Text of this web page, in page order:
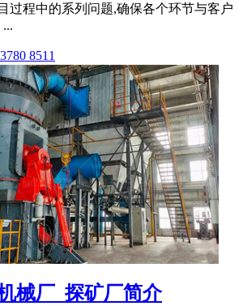
过程中的系列问题,确保各个环节与客户
8511
械厂_探矿厂简介